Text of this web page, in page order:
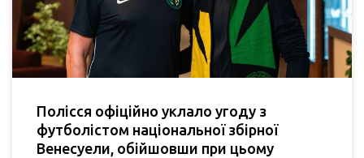
Полісся офіційно уклало угоду з
футболістом національної збірної
Венесуели, обійшовши при цьому